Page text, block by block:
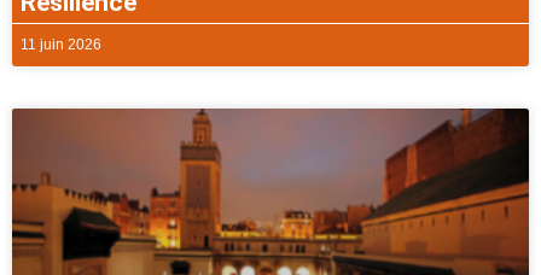
11 juin 2026